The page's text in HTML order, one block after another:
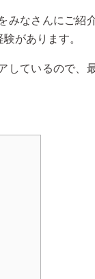
なさんにご紹
があります。
しているので、